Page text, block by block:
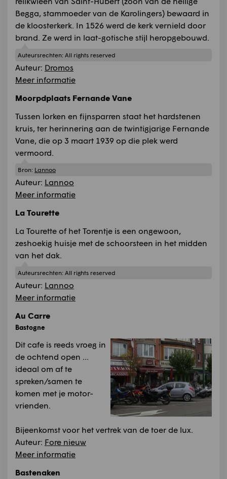
Begga, stammoeder van de Karolingers) bewaard in
de kloosterkerk. In 1526 werd de kerk vernield door
brand. Ze werd in laat-gotische stijl heropgebouwd.
Auteursrechten: All rights reserved
Auteur: Dromos
Meer informatie
Moorpdplaats Fernande Vane
Tussen lorken en fijnsparren staat het hardstenen
kruis, ter herinnering aan de twintigjarige Fernande
Vane, die op 3 maart 1939 op die plek werd
vermoord.
Bron: Lannoo
Auteur: Lannoo
Meer informatie
La Tourette
La Tourette of het Torentje is een ongewoon,
zeshoekig huisje met de schoorsteen in het midden
van het dak.
Auteursrechten: All rights reserved
Auteur: Lannoo
Meer informatie
Au Carre
Bastogne
Dit cafe is reeds vroeg in
de ochtend open ...
ideaal om af te
spreken/samen te
komen met je motor-
vrienden.
Bijeenkomst voor het vertrek van de toer de lux.
Auteur: Fore nieuw
Meer informatie
Bastenaken